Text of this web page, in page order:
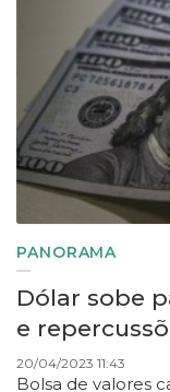
PANORAMA
Dólar sobe
e
20/04/2023 11:43
Bolsa de valores